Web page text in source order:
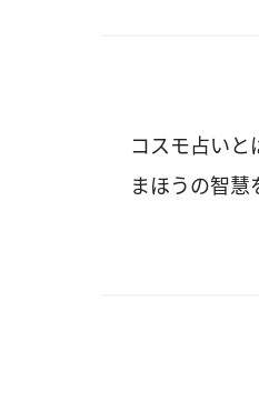
コスモ占いと
まほうの智慧